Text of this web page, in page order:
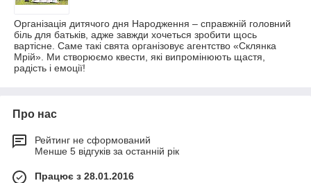
Організація дитячого дня Народження – справжній головний
біль для батьків, адже завжди хочеться зробити щось
вартісне. Саме такі свята організовує агентство «Склянка
Мрій». Ми створюємо квести, які випромінюють щастя,
радість і емоції!
Про нас
Рейтинг не сформований
Менше 5 відгуків за останній рік
Працює з 28.01.2016